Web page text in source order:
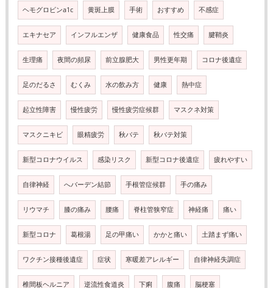
ヘモグロビンa1c 黄斑上膜 手術 おすすめ 不感症
エキナセア インフルエンザ 健康食品 性交痛 腱鞘炎
生理痛 夜間の頻尿 前立腺肥大 男性更年期 コロナ後遺症
足のだるさ むくみ 水の飲み方 健康 熱中症
起立性障害 慢性疲労 慢性疲労症候群 マスクネ対策
マスクニキビ 眼精疲労 秋バテ 秋バテ対策
新型コロナウイルス 感染リスク 新型コロナ後遺症 疲れやすい
自律神経 へバーデン結節 手根管症候群 手の痛み
リウマチ 膝の痛み 腰痛 脊柱管狭窄症 神経痛 痛い
新型コロナ 葛根湯 足の甲痛い かかと痛い 土踏まず痛い
ワクチン接種後遺症 症状 寒暖差アレルギー 自律神経失調症
椎間板ヘルニア 逆流性食道炎 下痢 腹痛 脳梗塞